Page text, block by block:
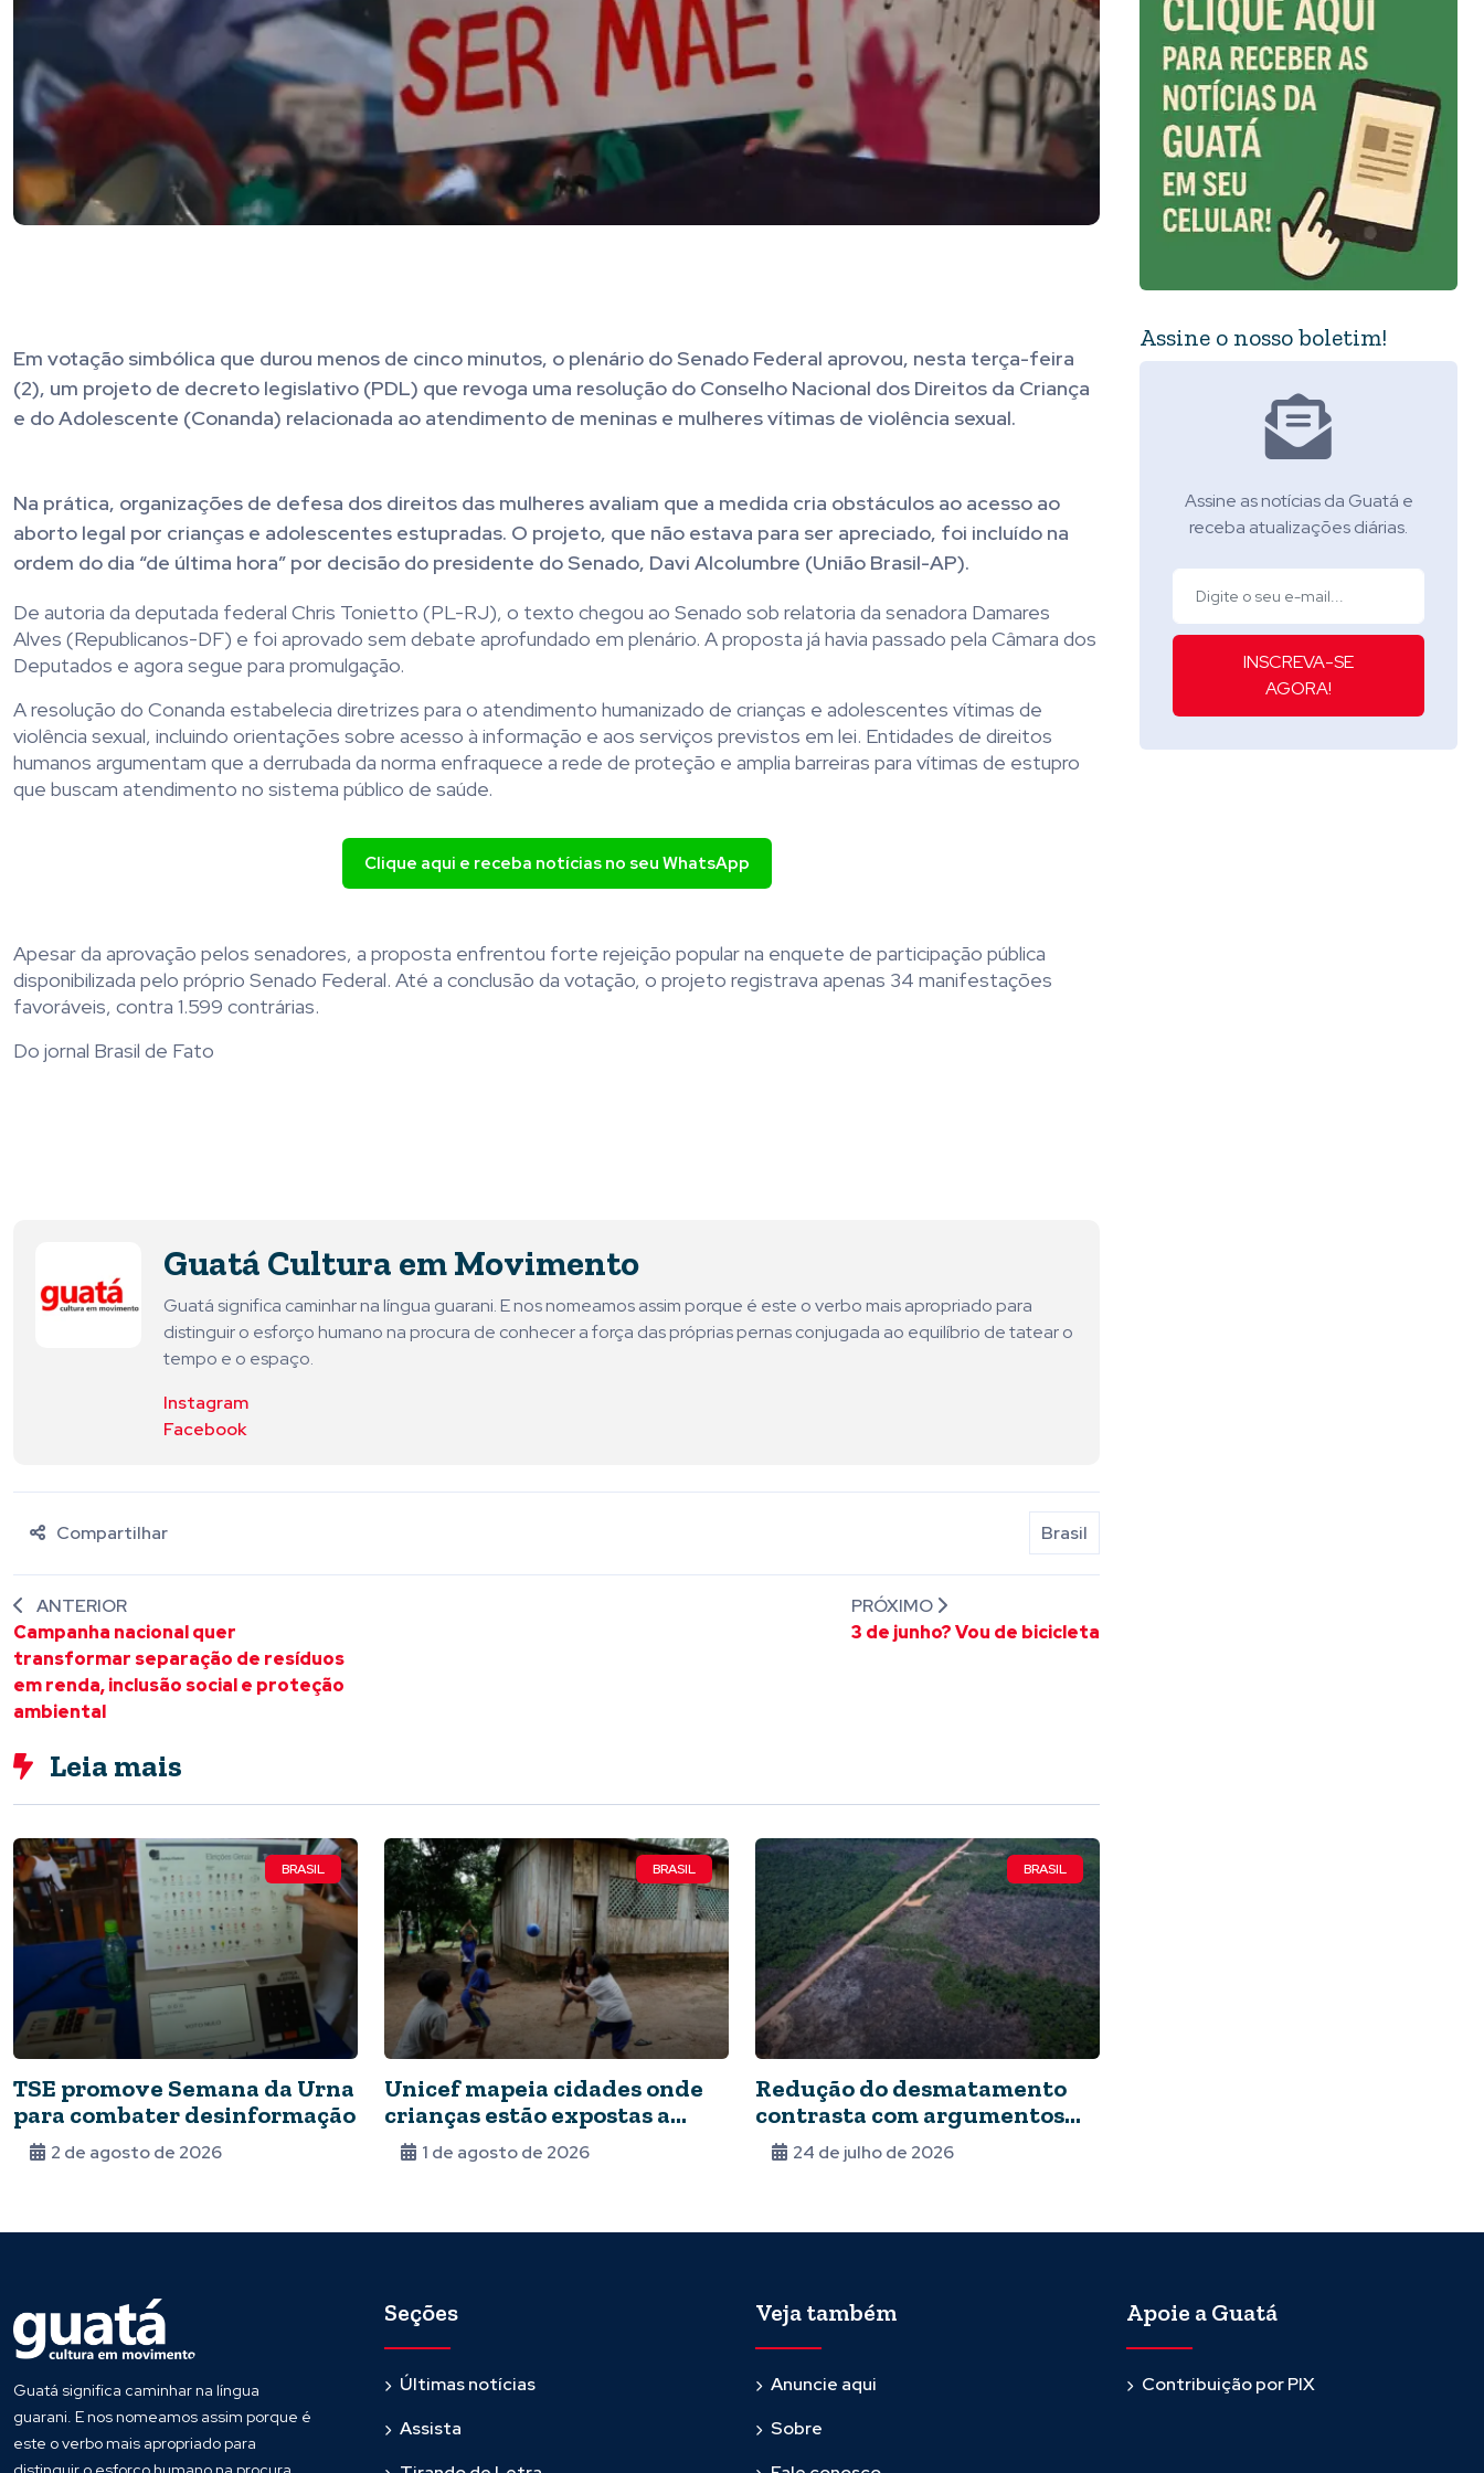
Em votação simbólica que durou menos de cinco minutos, o plenário do Senado Federal aprovou, nesta terça-feira
(2), um projeto de decreto legislativo (PDL) que revoga uma resolução do Conselho Nacional dos Direitos da Criança
e do Adolescente (Conanda) relacionada ao atendimento de meninas e mulheres vítimas de violência sexual.
Na prática, organizações de defesa dos direitos das mulheres avaliam que a medida cria obstáculos ao acesso ao
aborto legal por crianças e adolescentes estupradas. O projeto, que não estava para ser apreciado, foi incluído na
ordem do dia “de última hora” por decisão do presidente do Senado, Davi Alcolumbre (União Brasil-AP).
De autoria da deputada federal Chris Tonietto (PL-RJ), o texto chegou ao Senado sob relatoria da senadora Damares
Alves (Republicanos-DF) e foi aprovado sem debate aprofundado em plenário. A proposta já havia passado pela Câmara dos
Deputados e agora segue para promulgação.
A resolução do Conanda estabelecia diretrizes para o atendimento humanizado de crianças e adolescentes vítimas de
violência sexual, incluindo orientações sobre acesso à informação e aos serviços previstos em lei. Entidades de direitos
humanos argumentam que a derrubada da norma enfraquece a rede de proteção e amplia barreiras para vítimas de estupro
que buscam atendimento no sistema público de saúde.
Clique aqui e receba notícias no seu WhatsApp
Apesar da aprovação pelos senadores, a proposta enfrentou forte rejeição popular na enquete de participação pública
disponibilizada pelo próprio Senado Federal. Até a conclusão da votação, o projeto registrava apenas 34 manifestações
favoráveis, contra 1.599 contrárias.
Do jornal Brasil de Fato
Guatá Cultura em Movimento
Guatá significa caminhar na língua guarani. E nos nomeamos assim porque é este o verbo mais apropriado para
distinguir o esforço humano na procura de conhecer a força das próprias pernas conjugada ao equilíbrio de tatear o
tempo e o espaço.
Instagram
Facebook
Compartilhar Brasil
ANTERIOR
Campanha nacional quer
transformar separação de resíduos
em renda, inclusão social e proteção
ambiental
PRÓXIMO
3 de junho? Vou de bicicleta
Leia mais
BRASIL
TSE promove Semana da Urna
para combater desinformação
2 de agosto de 2026
BRASIL
Unicef mapeia cidades onde
crianças estão expostas a
riscos ambientais
1 de agosto de 2026
BRASIL
Redução do desmatamento
contrasta com argumentos
dos EUA para tarifaço
24 de julho de 2026
Assine o nosso boletim!
Assine as notícias da Guatá e
receba atualizações diárias.
INSCREVA-SE
AGORA!
Guatá significa caminhar na língua
guarani. E nos nomeamos assim porque é
este o verbo mais apropriado para
Seções
Últimas notícias
Assista
Veja também
Anuncie aqui
Sobre
Apoie a Guatá
Contribuição por PIX